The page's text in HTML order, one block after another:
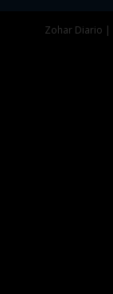
Zohar Diario |